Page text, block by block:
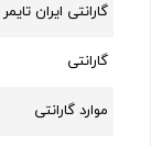
گارانتی ایران تایمر
گارانتی
موارد گارانتی